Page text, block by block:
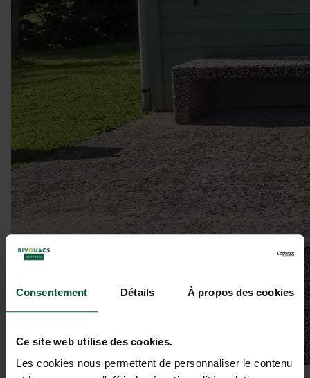
Consentement Détails À propos des cookies
Ce site web utilise des cookies.
Les cookies nous permettent de personnaliser le contenu